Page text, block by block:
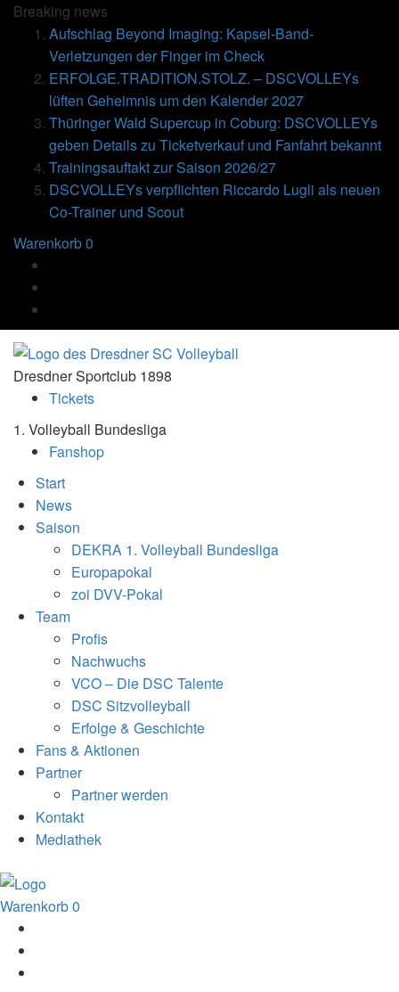
Breaking news
Aufschlag Beyond Imaging: Kapsel-Band-
Verletzungen der Finger im Check
ERFOLGE.TRADITION.STOLZ. – DSCVOLLEYs
lüften Geheimnis um den Kalender 2027
Thüringer Wald Supercup in Coburg: DSCVOLLEYs
geben Details zu Ticketverkauf und Fanfahrt bekannt
Trainingsauftakt zur Saison 2026/27
DSCVOLLEYs verpflichten Riccardo Lugli als neuen
Co-Trainer und Scout
Warenkorb0
Dresdner Sportclub 1898
Tickets
1. Volleyball Bundesliga
Fanshop
Start
News
Saison
DEKRA 1. Volleyball Bundesliga
Europapokal
zoi DVV-Pokal
Team
Profis
Nachwuchs
VCO – Die DSC Talente
DSC Sitzvolleyball
Erfolge & Geschichte
Fans & Aktionen
Partner
Partner werden
Kontakt
Mediathek
Warenkorb0